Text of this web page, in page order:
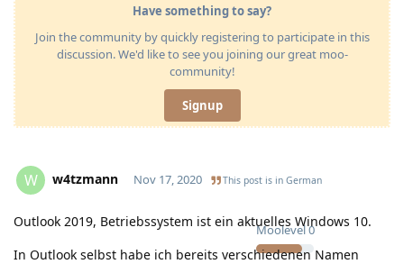
Have something to say?
Join the community by quickly registering to participate in this
discussion. We'd like to see you joining our great moo-
community!
Signup
W w4tzmann
Moolevel0
Nov 17, 2020 This post is in German
Outlook 2019, Betriebssystem ist ein aktuelles Windows 10.
In Outlook selbst habe ich bereits verschiedenen Namen